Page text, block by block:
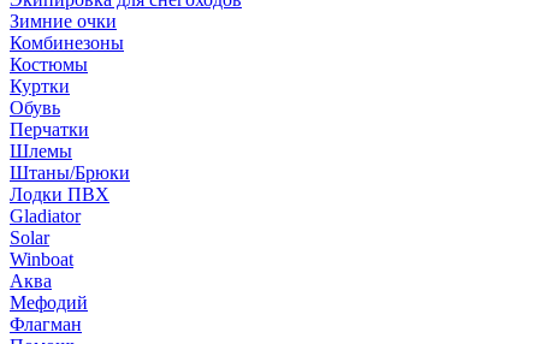
Зимние очки
Комбинезоны
Костюмы
Куртки
Обувь
Перчатки
Шлемы
Штаны/Брюки
Лодки ПВХ
Gladiator
Solar
Winboat
Аква
Мефодий
Флагман